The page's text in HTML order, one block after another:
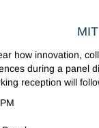
how innovation,
during a panel
reception will